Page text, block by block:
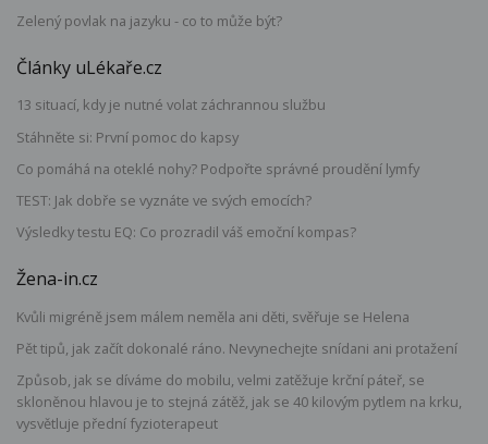
Zelený povlak na jazyku - co to může být?
Články uLékaře.cz
13 situací, kdy je nutné volat záchrannou službu
Stáhněte si: První pomoc do kapsy
Co pomáhá na oteklé nohy? Podpořte správné proudění lymfy
TEST: Jak dobře se vyznáte ve svých emocích?
Výsledky testu EQ: Co prozradil váš emoční kompas?
Žena-in.cz
Kvůli migréně jsem málem neměla ani děti, svěřuje se Helena
Pět tipů, jak začít dokonalé ráno. Nevynechejte snídani ani protažení
Způsob, jak se díváme do mobilu, velmi zatěžuje krční páteř, se
skloněnou hlavou je to stejná zátěž, jak se 40 kilovým pytlem na krku,
vysvětluje přední fyzioterapeut